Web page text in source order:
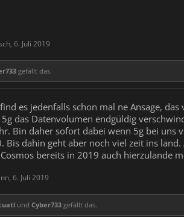
, 6. Juli 2019
gefällt das.
es jedenfalls schon mal ne Ansage,
das Datenvolumen endgüldig
Bin daher sofort dabei wenn 5g bei uns
Bis dahin geht aber noch viel zeit ins
bereits in 2019 auch hierzulande
, 6. Juli 2019
und Cyber733 gefällt das.